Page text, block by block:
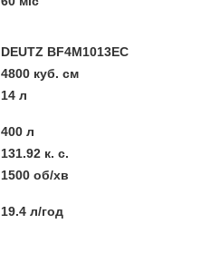
DEUTZ BF4M1013EC
4800 куб. см
14 л
400 л
131.92 к. с.
1500 об/хв
19.4 л/год